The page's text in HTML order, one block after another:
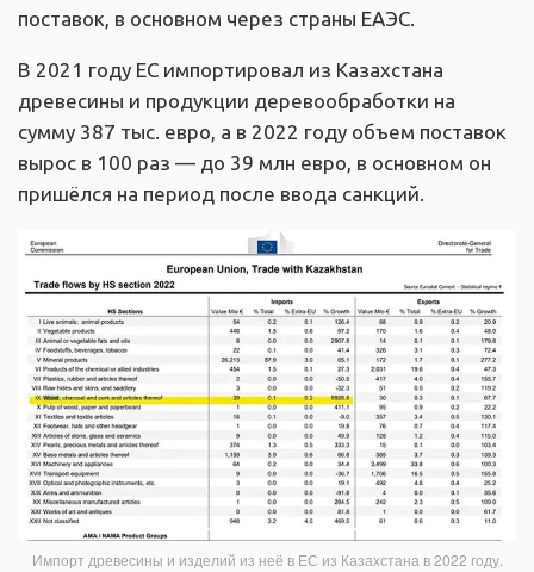
поставок, в основном через страны ЕАЭС.
В 2021 году ЕС импортировал из Казахстана
древесины и продукции деревообработки на
сумму 387 тыс. евро, а в 2022 году объем поставок
вырос в 100 раз — до 39 млн евро, в основном он
пришёлся на период после ввода санкций.
Импорт древесины и изделий из неё в ЕС из Казахстана в 2022 году.